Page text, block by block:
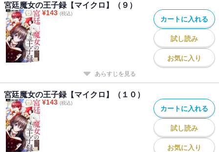
宮廷魔女の王子録【マイクロ】（９）
¥143 (税込)
カートに入れる
試し読み
お気に入り
あらすじを見る
宮廷魔女の王子録【マイクロ】（１０）
¥143 (税込)
カートに入れる
試し読み
お気に入り